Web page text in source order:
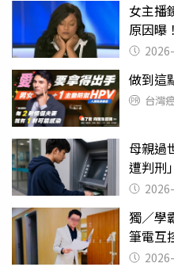
女主播
原因曝
做到這
台灣
母親過
遭判刑
獨／學
筆電互